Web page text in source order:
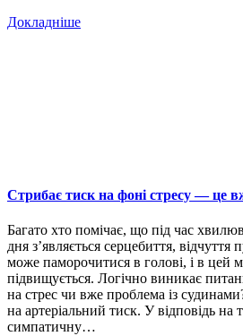
Докладніше
Стрибає тиск на фоні стресу — це
Багато хто помічає, що під час
дня з’являється серцебиття, відчуття
може паморочитися в голові, і в цей
підвищується. Логічно виникає
на стрес чи вже проблема із
на артеріальний тиск. У відповідь на
симпатичну…